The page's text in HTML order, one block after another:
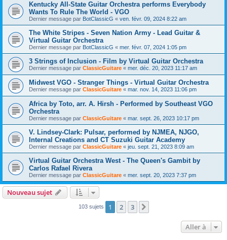
Kentucky All-State Guitar Orchestra performs Everybody
Wants To Rule The World - VGO
Dernier message par BotClassicG « ven. févr. 09, 2024 8:22 am
The White Stripes - Seven Nation Army - Lead Guitar &
Virtual Guitar Orchestra
Dernier message par BotClassicG « mer. févr. 07, 2024 1:05 pm
3 Strings of Inclusion - Film by Virtual Guitar Orchestra
Dernier message par ClassicGuitare « mer. déc. 20, 2023 11:17 am
Midwest VGO - Stranger Things - Virtual Guitar Orchestra
Dernier message par ClassicGuitare « mar. nov. 14, 2023 11:06 pm
Africa by Toto, arr. A. Hirsh - Performed by Southeast VGO
Orchestra
Dernier message par ClassicGuitare « mar. sept. 26, 2023 10:17 pm
V. Lindsey-Clark: Pulsar, performed by NJMEA, NJGO,
Internal Creations and CT Suzuki Guitar Academy
Dernier message par ClassicGuitare « jeu. sept. 21, 2023 8:09 am
Virtual Guitar Orchestra West - The Queen's Gambit by
Carlos Rafael Rivera
Dernier message par ClassicGuitare « mer. sept. 20, 2023 7:37 pm
Nouveau sujet
103 sujets 1 2 3
Aller à